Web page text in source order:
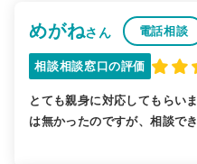
めがねさん 電話相談
相談相談窓口の評価
とても親身に対応してもらい
は無かったのですが、相談で